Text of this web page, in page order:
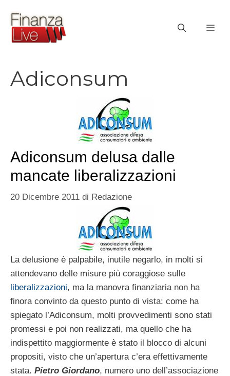
contenuto
Adiconsum
Adiconsum delusa dalle
mancate liberalizzazioni
20 Dicembre 2011 di Redazione
La delusione è palpabile, inutile negarlo, in molti si
attendevano delle misure più coraggiose sulle
liberalizzazioni, ma la manovra finanziaria non ha
finora convinto da questo punto di vista: come ha
spiegato l’Adiconsum, molti provvedimenti sono stati
promessi e poi non realizzati, ma quello che ha
indispettito maggiormente è stato il blocco di alcuni
propositi, visto che un’apertura c’era effettivamente
stata. Pietro Giordano, numero uno dell’associazione